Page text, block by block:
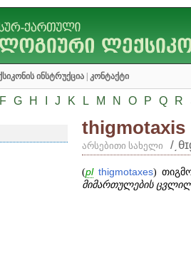
ინსტრუქცია კონტაქტი
F G H J K L M N O P Q R
thigmotaxis
არსებითი სახელი /
(pl thigmotaxes)
მიმართულების